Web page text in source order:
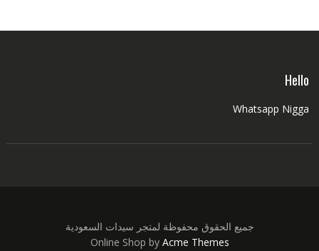
Hello
Whatsapp Nigga
جميع الحقوق محفوظة لمتجر سيدات السعودية
Online Shop by Acme Themes